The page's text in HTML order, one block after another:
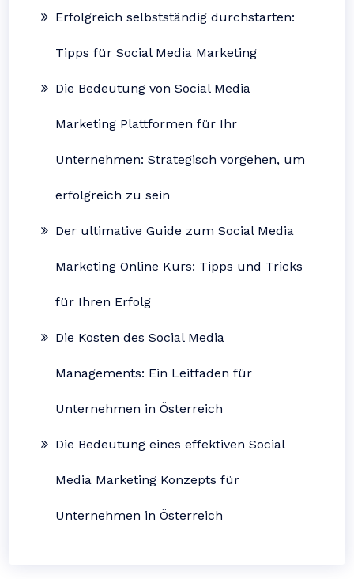
Erfolgreich selbstständig durchstarten:
Tipps für Social Media Marketing
Die Bedeutung von Social Media
Marketing Plattformen für Ihr
Unternehmen: Strategisch vorgehen, um
erfolgreich zu sein
Der ultimative Guide zum Social Media
Marketing Online Kurs: Tipps und Tricks
für Ihren Erfolg
Die Kosten des Social Media
Managements: Ein Leitfaden für
Unternehmen in Österreich
Die Bedeutung eines effektiven Social
Media Marketing Konzepts für
Unternehmen in Österreich